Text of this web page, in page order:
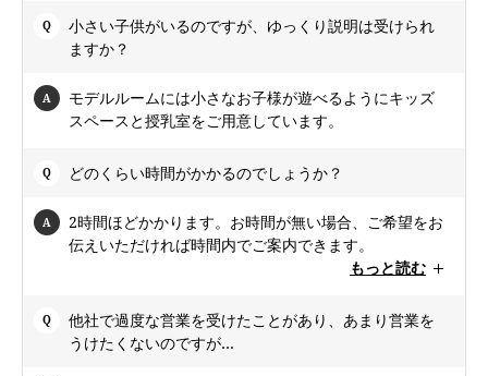
小さい子供がいるのですが、ゆっくり説明は受けられ
ますか？
モデルルームには小さなお子様が遊べるようにキッズ
スペースと授乳室をご用意しています。
どのくらい時間がかかるのでしょうか？
2時間ほどかかります。お時間が無い場合、ご希望をお
伝えいただければ時間内でご案内できます。
もっと読む
他社で過度な営業を受けたことがあり、あまり営業を
うけたくないのですが…